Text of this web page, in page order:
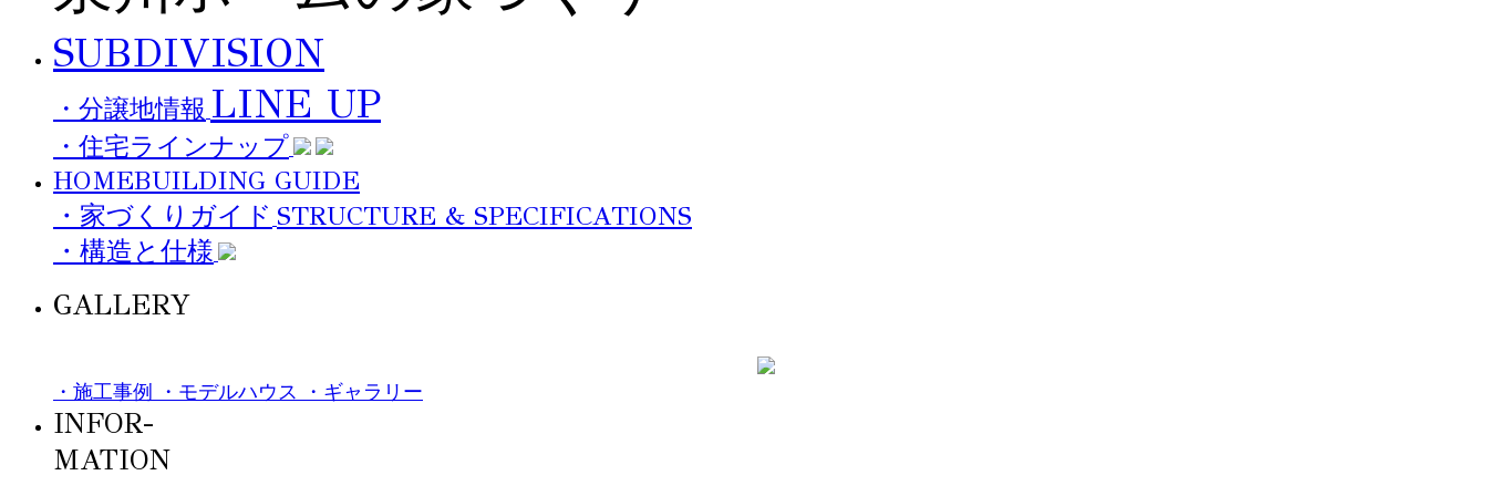
SUBDIVISION
・分譲地情報 LINE UP
・住宅ラインナップ
HOMEBUILDING GUIDE
・家づくりガイド STRUCTURE & SPECIFICATIONS
・構造と仕様
GALLERY
・施工事例 ・モデルハウス ・ギャラリー
INFOR-
MATION